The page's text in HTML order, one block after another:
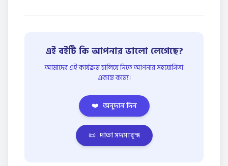
এই বইটি কি আপনার ভালো লেগেছে?
আমাদের এই কার্যক্রম চালিয়ে নিতে আপনার সহযোগিতা
একান্ত কাম্য।
❤️ অনুদান দিন
📜 দাতা সদস্যবৃন্দ